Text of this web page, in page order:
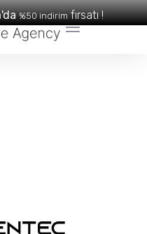
'da %50 indirim fırsatı !
Hizmetleri